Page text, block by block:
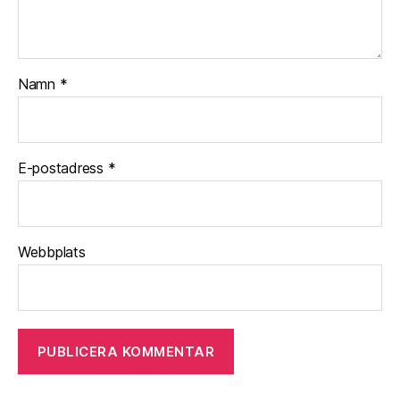
Namn *
E-postadress *
Webbplats